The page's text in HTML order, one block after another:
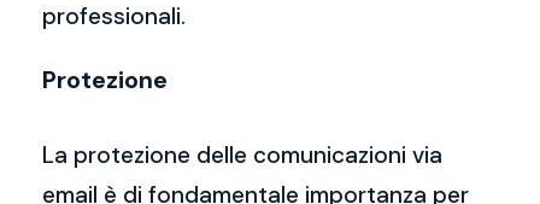
professionali.
Protezione
La protezione delle comunicazioni via
email è di fondamentale importanza per